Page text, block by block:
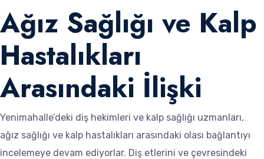
Ağız Sağlığı ve Kalp
Hastalıkları
Arasındaki İlişki
Yenimahalle’deki diş hekimleri ve kalp sağlığı uzmanları,
ağız sağlığı ve kalp hastalıkları arasındaki olası bağlantıyı
incelemeye devam ediyorlar. Diş etlerini ve çevresindeki